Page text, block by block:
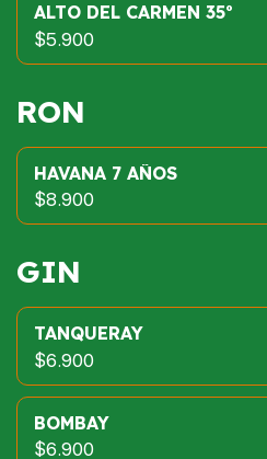
ALTO DEL CARMEN 35º
$5.900
RON
HAVANA 7 AÑOS
$8.900
GIN
TANQUERAY
$6.900
BOMBAY
$6.900